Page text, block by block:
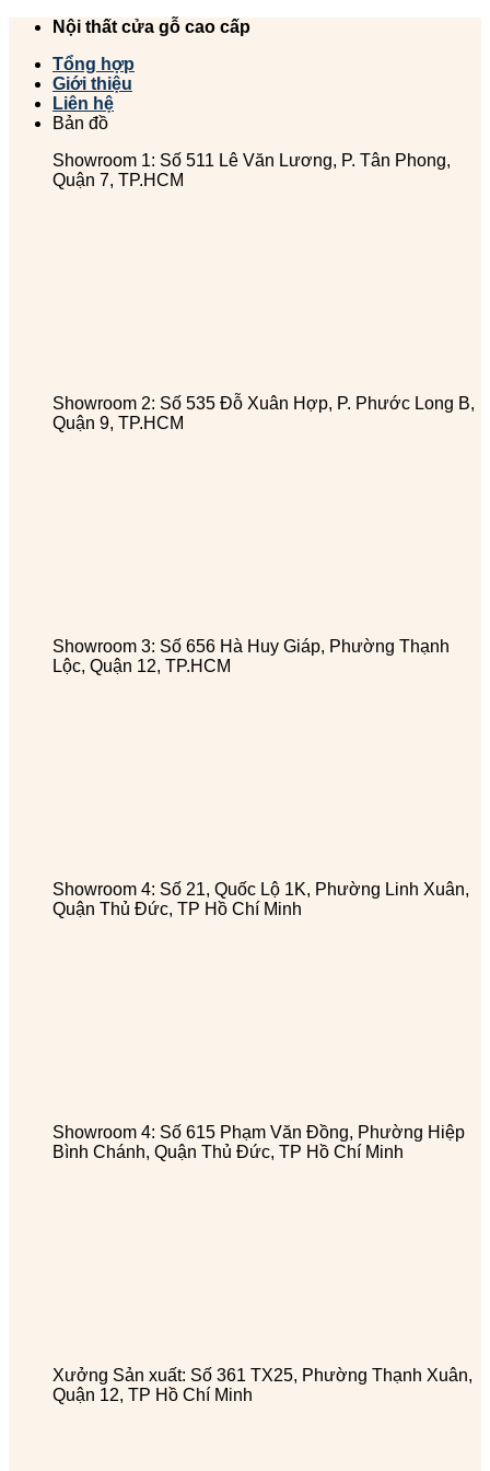
Chuyển
dung
Nội thất cửa gỗ cao cấp
Tổng hợp
Giới thiệu
Liên hệ
Bản đồ
Showroom 1: Số 511 Lê Văn Lương, P. Tân Phong,
Quận 7, TP.HCM
Showroom 2: Số 535 Đỗ Xuân Hợp, P. Phước Long B,
Quận 9, TP.HCM
Showroom 3: Số 656 Hà Huy Giáp, Phường Thạnh
Lộc, Quận 12, TP.HCM
Showroom 4: Số 21, Quốc Lộ 1K, Phường Linh Xuân,
Quận Thủ Đức, TP Hồ Chí Minh
Showroom 4: Số 615 Phạm Văn Đồng, Phường Hiệp
Bình Chánh, Quận Thủ Đức, TP Hồ Chí Minh
Xưởng Sản xuất: Số 361 TX25, Phường Thạnh Xuân,
Quận 12, TP Hồ Chí Minh